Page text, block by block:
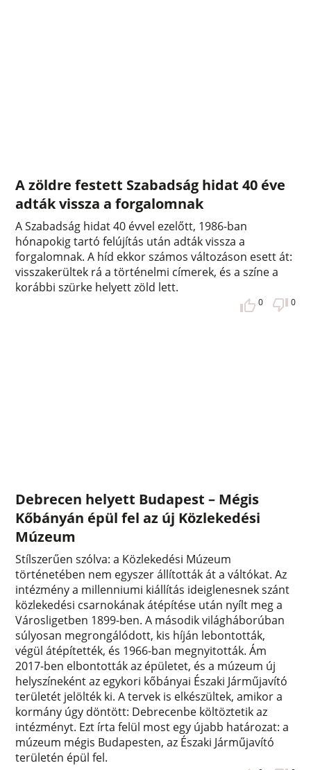
A zöldre festett Szabadság hidat 40 éve
adták vissza a forgalomnak
A Szabadság hidat 40 évvel ezelőtt, 1986-ban
hónapokig tartó felújítás után adták vissza a
forgalomnak. A híd ekkor számos változáson esett át:
visszakerültek rá a történelmi címerek, és a színe a
korábbi szürke helyett zöld lett.
0 0
Debrecen helyett Budapest – Mégis
Kőbányán épül fel az új Közlekedési
Múzeum
Stílszerűen szólva: a Közlekedési Múzeum
történetében nem egyszer állították át a váltókat. Az
intézmény a millenniumi kiállítás ideiglenesnek szánt
közlekedési csarnokának átépítése után nyílt meg a
Városligetben 1899-ben. A második világháborúban
súlyosan megrongálódott, kis híján lebontották,
végül átépítették, és 1966-ban megnyitották. Ám
2017-ben elbontották az épületet, és a múzeum új
helyszíneként az egykori kőbányai Északi Járműjavító
területét jelölték ki. A tervek is elkészültek, amikor a
kormány úgy döntött: Debrecenbe költöztetik az
intézményt. Ezt írta felül most egy újabb határozat: a
múzeum mégis Budapesten, az Északi Járműjavító
területén épül fel.